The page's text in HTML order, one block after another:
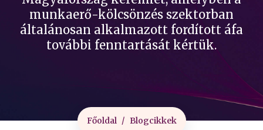
munkaerő-kölcsönzés szektorban
általánosan alkalmazott fordított áfa
további fenntartását kértük.
Főoldal Blogcikkek